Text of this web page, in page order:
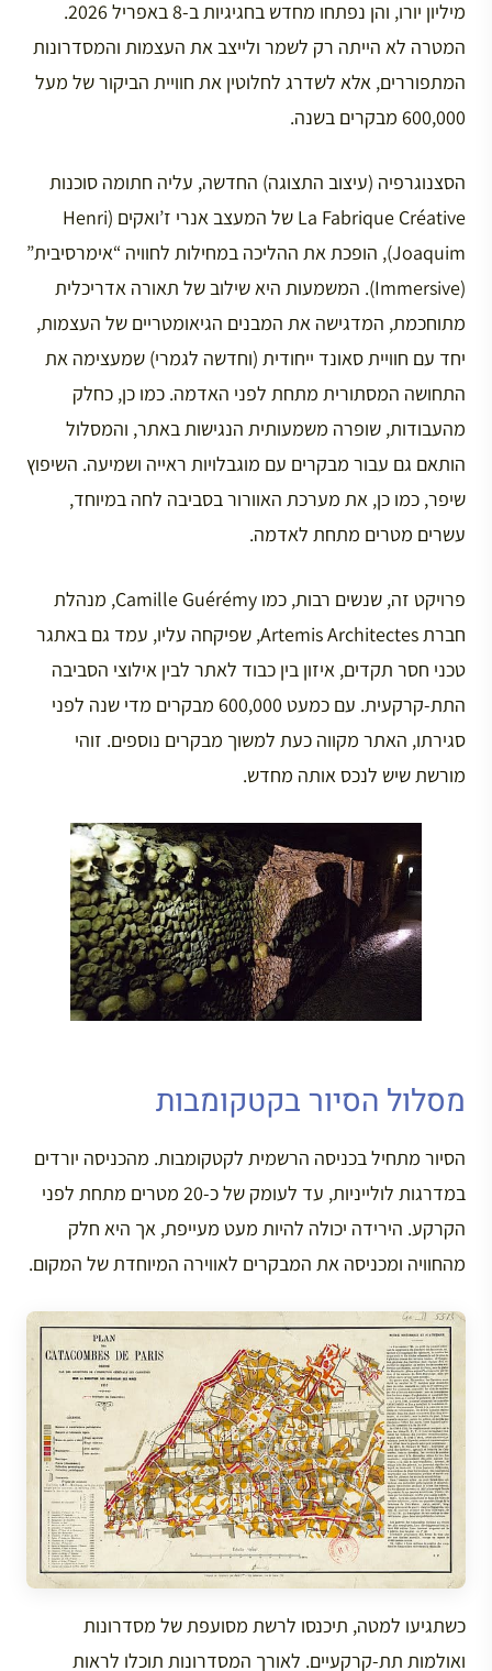
מיליון יורו, והן נפתחו מחדש בחגיגיות ב-8 באפריל 2026.
המטרה לא הייתה רק לשמר ולייצב את העצמות והמסדרונות
המתפוררים, אלא לשדרג לחלוטין את חוויית הביקור של מעל
600,000 מבקרים בשנה.
הסצנוגרפיה (עיצוב התצוגה) החדשה, עליה חתומה סוכנות
La Fabrique Créative של המעצב אנרי ז’ואקים (Henri
Joaquim), הופכת את ההליכה במחילות לחוויה “אימרסיבית”
(Immersive). המשמעות היא שילוב של תאורה אדריכלית
מתוחכמת, המדגישה את המבנים הגיאומטריים של העצמות,
יחד עם חוויית סאונד ייחודית (וחדשה לגמרי) שמעצימה את
התחושה המסתורית מתחת לפני האדמה. כמו כן, כחלק
מהעבודות, שופרה משמעותית הנגישות באתר, והמסלול
הותאם גם עבור מבקרים עם מוגבלויות ראייה ושמיעה. השיפוץ
שיפר, כמו כן, את מערכת האוורור בסביבה לחה במיוחד,
עשרים מטרים מתחת לאדמה.
פרויקט זה, שנשים רבות, כמו Camille Guérémy, מנהלת
חברת Artemis Architectes, שפיקחה עליו, עמד גם באתגר
טכני חסר תקדים, איזון בין כבוד לאתר לבין אילוצי הסביבה
התת-קרקעית. עם כמעט 600,000 מבקרים מדי שנה לפני
סגירתו, האתר מקווה כעת למשוך מבקרים נוספים. זוהי
מורשת שיש לנכס אותה מחדש.
מסלול הסיור בקטקומבות
הסיור מתחיל בכניסה הרשמית לקטקומבות. מהכניסה יורדים
במדרגות לולייניות, עד לעומק של כ-20 מטרים מתחת לפני
הקרקע. הירידה יכולה להיות מעט מעייפת, אך היא חלק
מהחוויה ומכניסה את המבקרים לאווירה המיוחדת של המקום.
כשתגיעו למטה, תיכנסו לרשת מסועפת של מסדרונות
ואולמות תת-קרקעיים. לאורך המסדרונות תוכלו לראות